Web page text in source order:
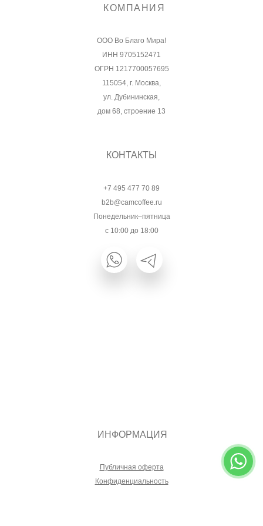
Публичная оферта
Конфиденциальность
ООО Во Благо Мира!
ИНН 9705152471
ОГРН 1217700057695
115054, г. Москва,
ул. Дубининская,
дом 68, строение 13
КОМПАНИЯ
+7 495 477 70 89
b2b@camcoffee.ru
Понедельник–пятница
с 10:00 до 18:00
ИНФОРМАЦИЯ
КОНТАКТЫ